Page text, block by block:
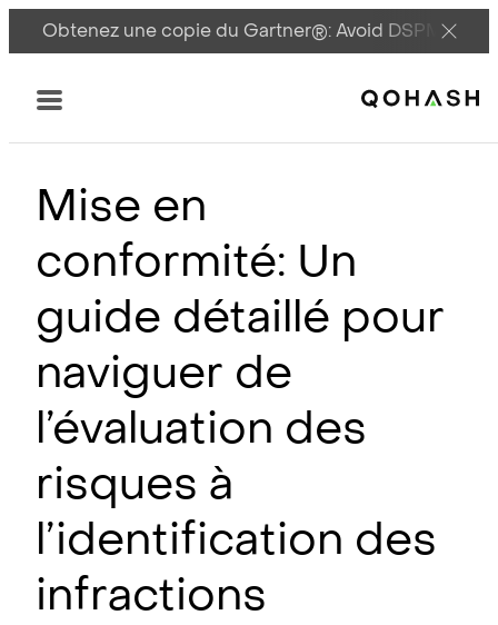
Obtenez une copie du Gartner®: Avoid DSPM
Main Logo
Menu
Mise en
conformité: Un
guide détaillé pour
naviguer de
l’évaluation des
risques à
l’identification des
infractions